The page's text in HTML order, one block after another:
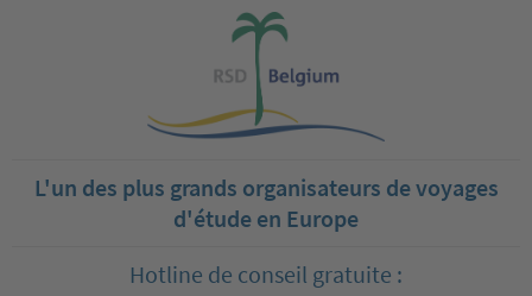
L'un des plus grands organisateurs de voyages
d'étude en Europe
Hotline de conseil gratuite :